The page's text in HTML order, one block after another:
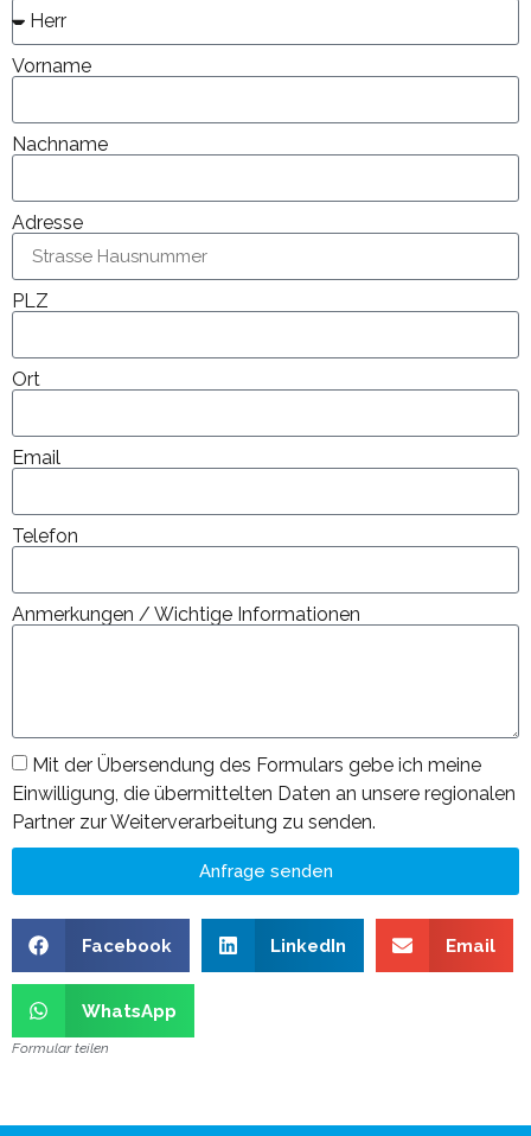
Vorname
Nachname
Adresse
PLZ
Ort
Email
Telefon
Anmerkungen / Wichtige Informationen
Mit der Übersendung des Formulars gebe ich meine
Einwilligung, die übermittelten Daten an unsere regionalen
Partner zur Weiterverarbeitung zu senden.
Anfrage senden
Facebook LinkedIn Email
WhatsApp
Formular teilen